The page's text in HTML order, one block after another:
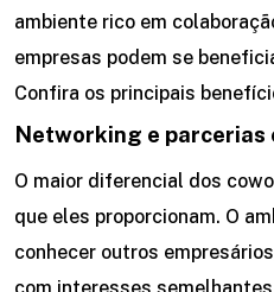
ambiente rico em
empresas podem se
Confira os principais
Networking e
O maior diferencial dos
que eles proporcionam. O
conhecer outros